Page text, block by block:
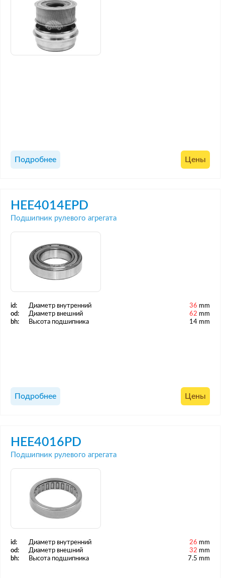
Подробнее Цены
HEE4014EPD
Подшипник рулевого агрегата
id: Диаметр внутренний 36 mm
od:
Диаметр внешний 62 mm
bh:
Высота подшипника 14 mm
Подробнее Цены
HEE4016PD
Подшипник рулевого агрегата
id: Диаметр внутренний 26 mm
od:
Диаметр внешний 32 mm
bh:
Высота подшипника 7.5 mm